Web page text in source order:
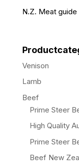
N.Z. Meat
Venison
Lamb
Beef
Prime Steer
High Quality
Prime Steer
Beef New